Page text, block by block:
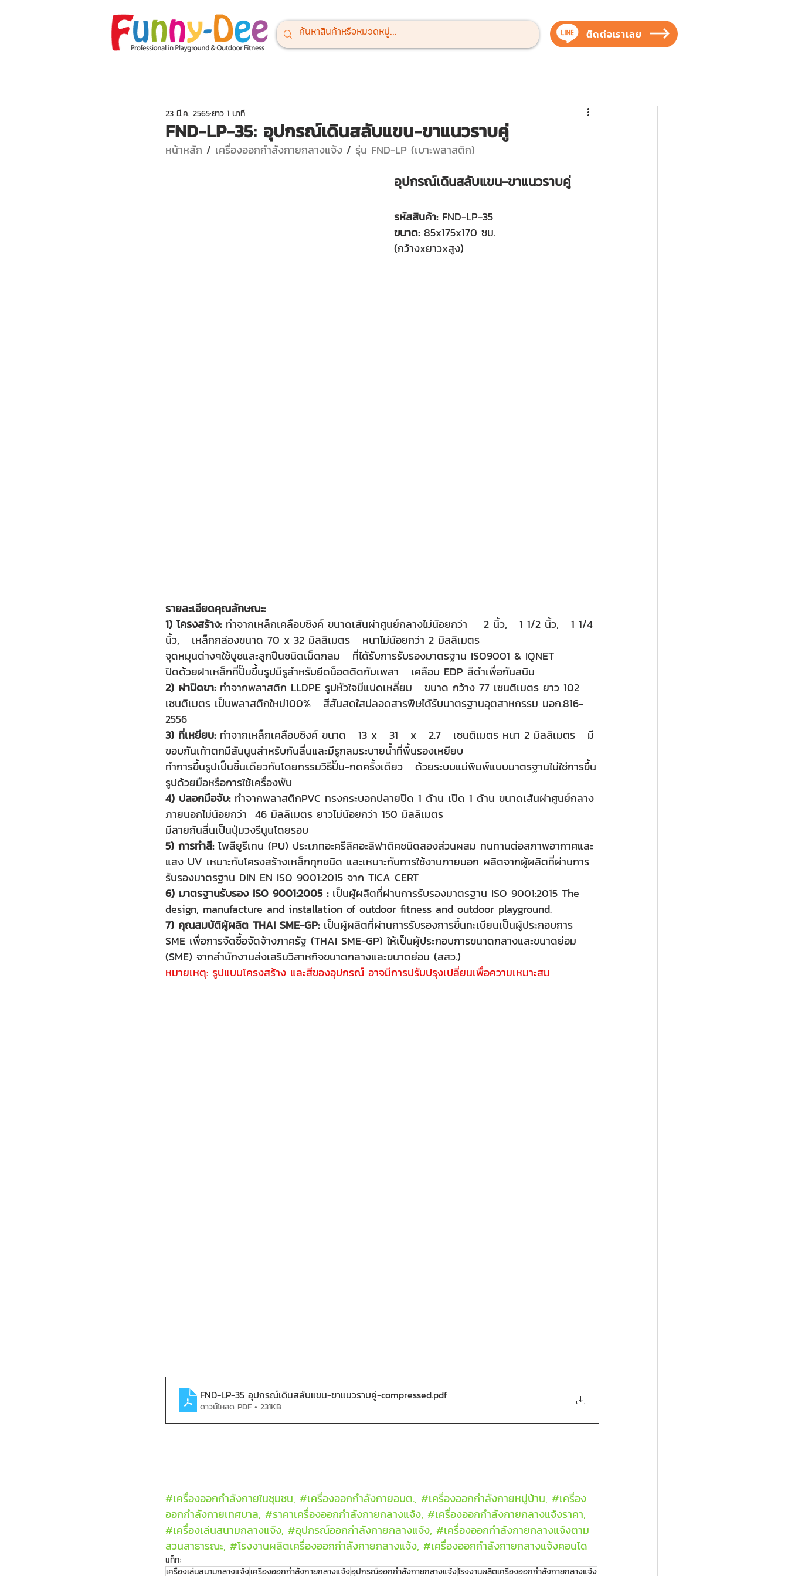
ติดต่อเราเลย
FND-LP-35: อุปกรณ์เดินสลับแขน-ขาแนวราบคู่
23 มี.ค. 2565ยาว 1 นาที
หน้าหลัก / เครื่องออกกำลังกายกลางแจ้ง / รุ่น FND-LP (เบาะพลาสติก)
อุปกรณ์เดินสลับแขน-ขาแนวราบคู่
รหัสสินค้า: FND-LP-35
ขนาด: 85x175x170 ซม.
(กว้างxยาวxสูง)
รายละเอียดคุณลักษณะ:
1) โครงสร้าง: ทำจากเหล็กเคลือบซิงค์ ขนาดเส้นผ่าศูนย์กลางไม่น้อยกว่า    2 นิ้ว,   1 1/2 นิ้ว,   1 1/4
นิ้ว,   เหล็กกล่องขนาด 70 x 32 มิลลิเมตร   หนาไม่น้อยกว่า 2 มิลลิเมตร
จุดหมุนต่างๆใช้บูชและลูกปืนชนิดเม็ดกลม   ที่ได้รับการรับรองมาตรฐาน ISO9001 & IQNET
ปิดด้วยฝาเหล็กที่ปั๊มขึ้นรูปมีรูสำหรับยึดน็อตติดกับเพลา   เคลือบ EDP สีดำเพื่อกันสนิม
2) ฝาปิดขา: ทำจากพลาสติก LLDPE รูปหัวใจมีแปดเหลี่ยม   ขนาด กว้าง 77 เซนติเมตร ยาว 102
เซนติเมตร เป็นพลาสติกใหม่100%   สีสันสดใสปลอดสารพิษได้รับมาตรฐานอุตสาหกรรม มอก.816-
2556
3) ที่เหยียบ: ทำจากเหล็กเคลือบซิงค์ ขนาด   13 x   31   x   2.7   เซนติเมตร หนา 2 มิลลิเมตร   มี
ขอบกันเท้าตกมีสันนูนสำหรับกันลื่นและมีรูกลมระบายน้ำที่พื้นรองเหยียบ
ทำการขึ้นรูปเป็นชิ้นเดียวกันโดยกรรมวิธีปั๊ม-กดครั้งเดียว   ด้วยระบบแม่พิมพ์แบบมาตรฐานไม่ใช่การขึ้น
รูปด้วยมือหรือการใช้เครื่องพับ
4) ปลอกมือจับ: ทำจากพลาสติกPVC ทรงกระบอกปลายปิด 1 ด้าน เปิด 1 ด้าน ขนาดเส้นผ่าศูนย์กลาง
ภายนอกไม่น้อยกว่า  46 มิลลิเมตร ยาวไม่น้อยกว่า 150 มิลลิเมตร
มีลายกันลื่นเป็นปุ่มวงรีนูนโดยรอบ
5) การทำสี: โพลียูรีเทน (PU) ประเภทอะครีลิคอะลิฟาติคชนิดสองส่วนผสม ทนทานต่อสภาพอากาศและ
แสง UV เหมาะกับโครงสร้างเหล็กทุกชนิด และเหมาะกับการใช้งานภายนอก ผลิตจากผู้ผลิตที่ผ่านการ
รับรองมาตรฐาน DIN EN ISO 9001:2015 จาก TICA CERT
6) มาตรฐานรับรอง ISO 9001:2005 : เป็นผู้ผลิตที่ผ่านการรับรองมาตรฐาน ISO 9001:2015 The
design, manufacture and installation of outdoor fitness and outdoor playground.
7) คุณสมบัติผู้ผลิต THAI SME-GP: เป็นผู้ผลิตที่ผ่านการรับรองการขึ้นทะเบียนเป็นผู้ประกอบการ
SME เพื่อการจัดซื้อจัดจ้างภาครัฐ (THAI SME-GP) ให้เป็นผู้ประกอบการขนาดกลางและขนาดย่อม
(SME) จากสำนักงานส่งเสริมวิสาหกิจขนาดกลางและขนาดย่อม (สสว.)
หมายเหตุ: รูปแบบโครงสร้าง และสีของอุปกรณ์ อาจมีการปรับปรุงเปลี่ยนเพื่อความเหมาะสม
FND-LP-35 อุปกรณ์เดินสลับแขน-ขาแนวราบคู่-compressed.pdf
ดาวน์โหลด PDF • 231KB
#เครื่องออกกำลังกายในชุมชน, #เครื่องออกกำลังกายอบต., #เครื่องออกกำลังกายหมู่บ้าน, #เครื่อง
ออกกำลังกายเทศบาล, #ราคาเครื่องออกกำลังกายกลางแจ้ง, #เครื่องออกกำลังกายกลางแจ้งราคา,
#เครื่องเล่นสนามกลางแจ้ง, #อุปกรณ์ออกกำลังกายกลางแจ้ง, #เครื่องออกกำลังกายกลางแจ้งตาม
สวนสาธารณะ, #โรงงานผลิตเครื่องออกกำลังกายกลางแจ้ง, #เครื่องออกกำลังกายกลางแจ้งคอนโด
แท็ก:
เครื่องเล่นสนามกลางแจ้งเครื่องออกกำลังกายกลางแจ้งอุปกรณ์ออกกำลังกายกลางแจ้งโรงงานผลิตเครื่องออกกำลังกายกลางแจ้ง